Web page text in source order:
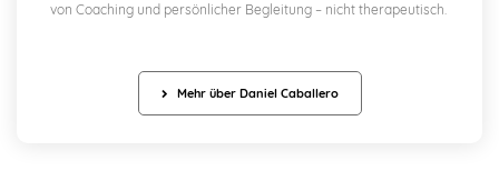
von Coaching und persönlicher Begleitung – nicht therapeutisch.
Mehr über Daniel Caballero